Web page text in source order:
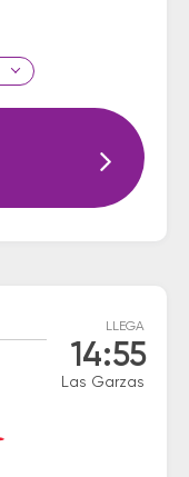
LLEGA
14:55
Las Garzas